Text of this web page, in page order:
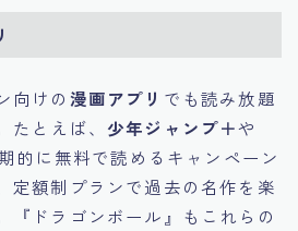
向けの 漫画アプリ でも読み放題
とえば、 少年ジャンプ＋や
的に無料で読めるキャンペーン
定額制プランで過去の名作を楽
『ドラゴンボール』もこれらの